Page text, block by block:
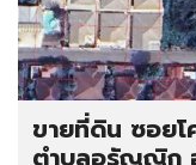
ขายที่ดิน ซอย
ตำบลอรัญญิก